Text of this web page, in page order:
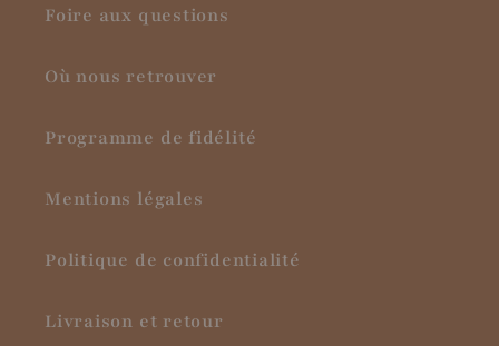
Foire aux questions
Où nous retrouver
Programme de fidélité
Mentions légales
Politique de confidentialité
Livraison et retour